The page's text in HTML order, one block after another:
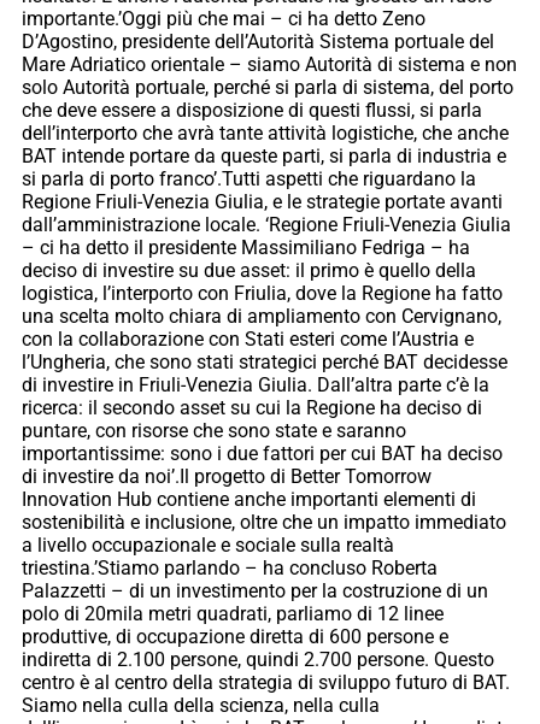
importante.’Oggi più che mai – ci ha detto Zeno
D’Agostino, presidente dell’Autorità Sistema portuale del
Mare Adriatico orientale – siamo Autorità di sistema e non
solo Autorità portuale, perché si parla di sistema, del porto
che deve essere a disposizione di questi flussi, si parla
dell’interporto che avrà tante attività logistiche, che anche
BAT intende portare da queste parti, si parla di industria e
si parla di porto franco’.Tutti aspetti che riguardano la
Regione Friuli-Venezia Giulia, e le strategie portate avanti
dall’amministrazione locale. ‘Regione Friuli-Venezia Giulia
– ci ha detto il presidente Massimiliano Fedriga – ha
deciso di investire su due asset: il primo è quello della
logistica, l’interporto con Friulia, dove la Regione ha fatto
una scelta molto chiara di ampliamento con Cervignano,
con la collaborazione con Stati esteri come l’Austria e
l’Ungheria, che sono stati strategici perché BAT decidesse
di investire in Friuli-Venezia Giulia. Dall’altra parte c’è la
ricerca: il secondo asset su cui la Regione ha deciso di
puntare, con risorse che sono state e saranno
importantissime: sono i due fattori per cui BAT ha deciso
di investire da noi’.Il progetto di Better Tomorrow
Innovation Hub contiene anche importanti elementi di
sostenibilità e inclusione, oltre che un impatto immediato
a livello occupazionale e sociale sulla realtà
triestina.’Stiamo parlando – ha concluso Roberta
Palazzetti – di un investimento per la costruzione di un
polo di 20mila metri quadrati, parliamo di 12 linee
produttive, di occupazione diretta di 600 persone e
indiretta di 2.100 persone, quindi 2.700 persone. Questo
centro è al centro della strategia di sviluppo futuro di BAT.
Siamo nella culla della scienza, nella culla